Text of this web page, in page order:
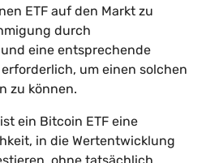
ETF auf den Markt zu
durch
eine entsprechende
um einen solchen
zu können.
ein Bitcoin ETF eine
in die Wertentwicklung